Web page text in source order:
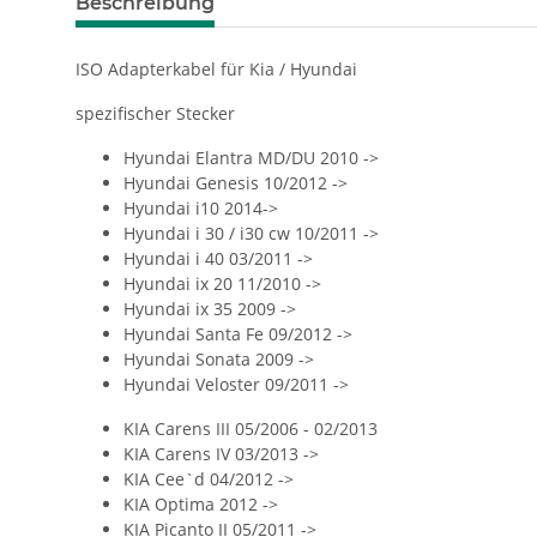
ISO Adapterkabel für Kia / Hyundai
spezifischer Stecker
Hyundai Elantra MD/DU 2010 ->
Hyundai Genesis 10/2012 ->
Hyundai i10 2014->
Hyundai i 30 / i30 cw 10/2011 ->
Hyundai i 40 03/2011 ->
Hyundai ix 20 11/2010 ->
Hyundai ix 35 2009 ->
Hyundai Santa Fe 09/2012 ->
Hyundai Sonata 2009 ->
Hyundai Veloster 09/2011 ->
KIA Carens III 05/2006 - 02/2013
KIA Carens IV 03/2013 ->
KIA Cee`d 04/2012 ->
KIA Optima 2012 ->
KIA Picanto II 05/2011 ->